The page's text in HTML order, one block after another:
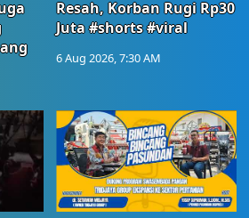
Resah, Korban Rugi Rp30
Juta #shorts #viral
6 Aug 2026, 7:30 AM